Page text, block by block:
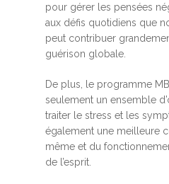
pour gérer les pensées
aux défis quotidiens que
peut contribuer
guérison globale.
De plus, le programme
seulement un ensemble
traiter le stress et les
également une meilleure
même et du
de l’esprit.